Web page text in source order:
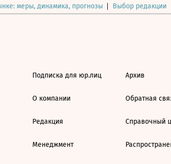
меры, динамика, прогнозы Выбор редакции
Подписка для юр.лиц
О компании
Редакция
Менеджмент
Архив
Обратная
Справочный